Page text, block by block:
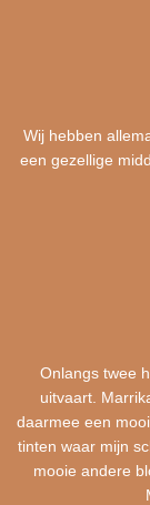
Wij hebben
een gezellige
Onlangs twee
uitvaart.
daarmee een
tinten waar mijn
mooie andere